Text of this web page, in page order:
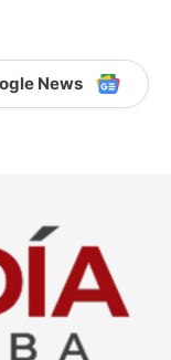
News